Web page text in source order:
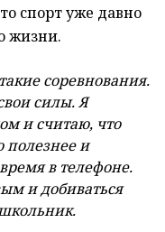
спорт уже давно
жизни.
соревнования.
силы. Я
и считаю, что
полезнее и
в телефоне.
и добиваться